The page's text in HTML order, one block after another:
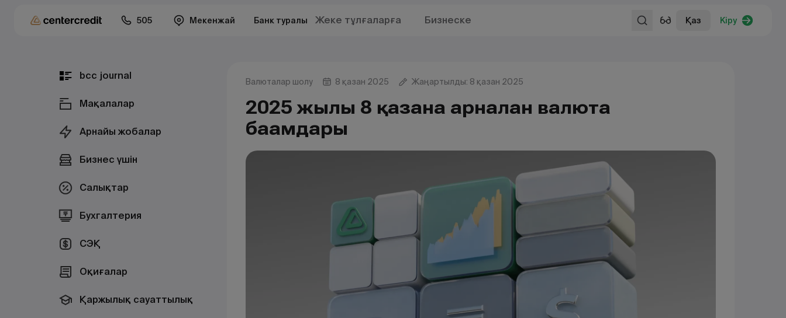
505 Мекенжай Банк туралы Жеке тұлғаларға Бизнеске Қаз Кіру
bcc journal
Мақалалар
Арнайы жобалар
Бизнес үшін
Салықтар
Бухгалтерия
СЭҚ
Оқиғалар
Қаржылық сауаттылық
Валюталар шолу 8 қазан 2025 Жаңартылды: 8 қазан 2025
2025 жылғы 8 қазанға арналған валюта
бағамдары